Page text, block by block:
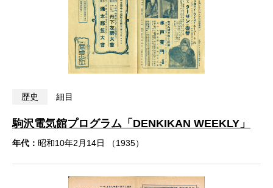
歴史 細目
駒沢電気館プログラム「DENKIKAN WEEKLY」
年代： 昭和10年2月14日 （1935）